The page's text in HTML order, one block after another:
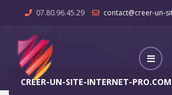
07.80.96.45.29 contact@creer-un-
CREER-UN-SITE-INTERNET-PRO.COM